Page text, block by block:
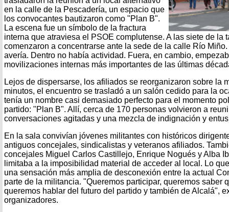
en la calle de la Pescadería, un espacio que
los convocantes bautizaron como "Plan B".
La escena fue un símbolo de la fractura
interna que atraviesa el PSOE complutense. A las siete de la
comenzaron a concentrarse ante la sede de la calle Río
avería. Dentro no había actividad. Fuera, en cambio,
movilizaciones internas más importantes de las últimas
Lejos de dispersarse, los afiliados se reorganizaron sobre la
minutos, el encuentro se trasladó a un salón cedido para la
tenía un nombre casi demasiado perfecto para el momento
partido: "Plan B". Allí, cerca de 170 personas volvieron a
conversaciones agitadas y una mezcla de indignación y
En la sala convivían jóvenes militantes con históricos
antiguos concejales, sindicalistas y veteranos afiliados.
concejales Miguel Carlos Castillejo, Enrique Nogués y Alba
limitaba a la imposibilidad material de acceder al local. Lo
una sensación más amplia de desconexión entre la actual
parte de la militancia. "Queremos participar, queremos saber
queremos hablar del futuro del partido y también de Alcalá",
organizadores.